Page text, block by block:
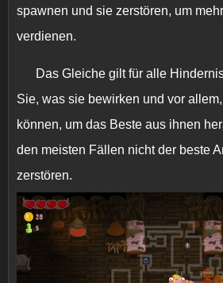
spawnen und sie zerstören, um
verdienen.
Das Gleiche gilt für alle
Sie, was sie bewirken und vor
können, um das Beste aus ihnen
den meisten Fällen nicht der beste
zerstören.